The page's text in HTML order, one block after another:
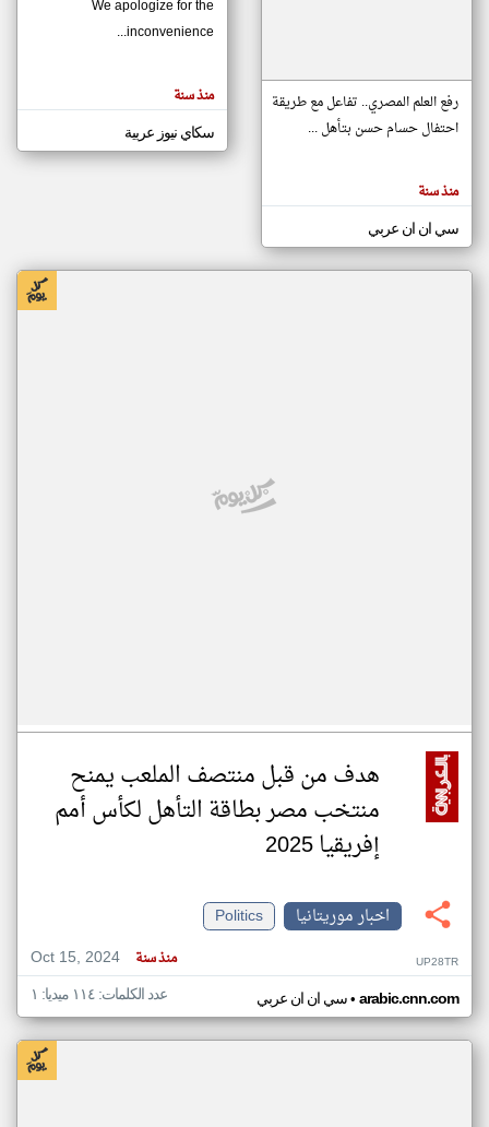
مصادر الأخبار من موريتانيا
اخبار موريتانيا على مدار الساعة
أهم اخبار موريتانيا العاجلة والمباشرة
المقالات
الموجوده
هنا عن
رفع العلم المصري.. تفاعل مع طريقة
احتفال حسام حسن بتأهل ...
منذ سنة
سي ان ان عربي
We apologize for the
inconvenience...
منذ سنة
سكاي نيوز عربية
هدف من قبل منتصف الملعب يمنح
منتخب مصر بطاقة التأهل لكأس أمم
إفريقيا 2025
اخبار موريتانيا
Politics
Oct 15, 2024
منذ سنة UP28TR
سي ان ان عربي• arabic.cnn.com عدد الكلمات: ١١٤ ميديا: ١
klyoum.com